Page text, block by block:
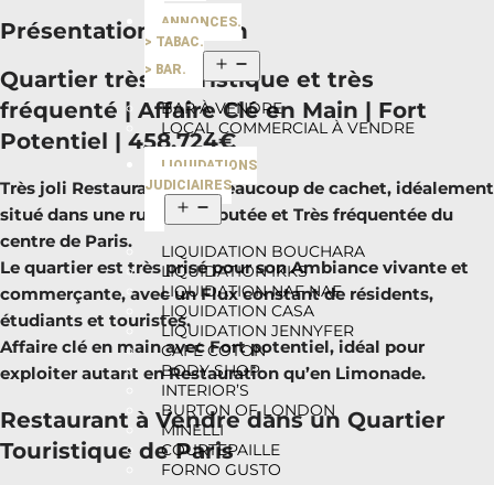
ANNONCES.
> TABAC.
> BAR.
BAR À VENDRE
LOCAL COMMERCIAL À VENDRE
LIQUIDATIONS
JUDICIAIRES
LIQUIDATION BOUCHARA
LIQUIDATION IKKS
LIQUIDATION NAF NAF
LIQUIDATION CASA
LIQUIDATION JENNYFER
CAFÉ COTON
BODY SHOP
INTERIOR’S
BURTON OF LONDON
MINELLI
COURTEPAILLE
FORNO GUSTO
Présentation du bien
Quartier très Touristique et très
fréquenté | Affaire Clé en Main | Fort
Potentiel | 458.724€
Très joli Restaurant avec beaucoup de cachet, idéalement
situé dans une rue Très réputée et Très fréquentée du
centre de Paris.
Le quartier est très prisé pour son Ambiance vivante et
commerçante, avec un Flux constant de résidents,
étudiants et touristes.
Affaire clé en main avec Fort potentiel, idéal pour
exploiter autant en Restauration qu’en Limonade.
Restaurant à Vendre dans un Quartier
Touristique de Paris